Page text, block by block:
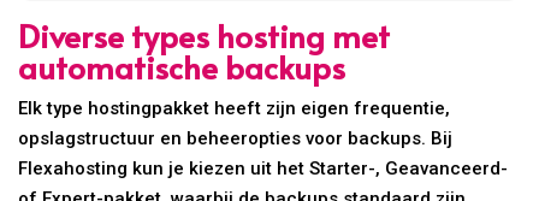
Diverse types hosting met
automatische backups
Elk type hostingpakket heeft zijn eigen frequentie,
opslagstructuur en beheeropties voor backups. Bij
Flexahosting kun je kiezen uit het Starter-, Geavanceerd-